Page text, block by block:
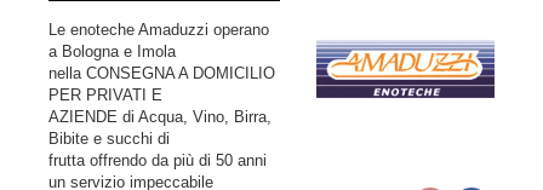
Le enoteche Amaduzzi operano
a Bologna e Imola
nella CONSEGNA A DOMICILIO
PER PRIVATI E
AZIENDE di Acqua, Vino, Birra,
Bibite e succhi di
frutta offrendo da più di 50 anni
un servizio impeccabile